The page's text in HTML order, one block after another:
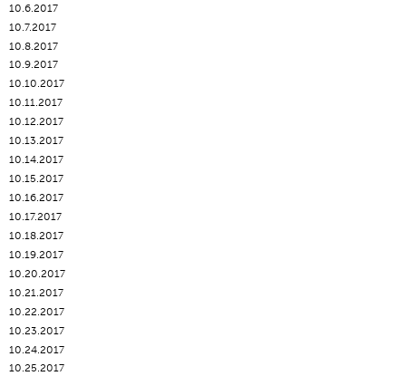
10.6.2017
10.7.2017
10.8.2017
10.9.2017
10.10.2017
10.11.2017
10.12.2017
10.13.2017
10.14.2017
10.15.2017
10.16.2017
10.17.2017
10.18.2017
10.19.2017
10.20.2017
10.21.2017
10.22.2017
10.23.2017
10.24.2017
10.25.2017